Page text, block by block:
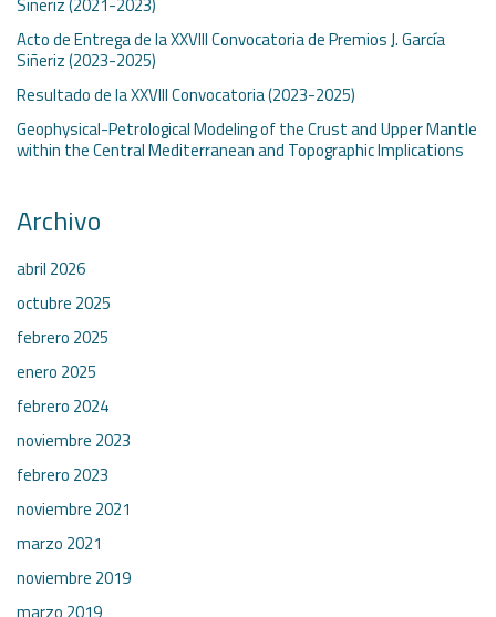
Acto de Entrega de la XXVIII Convocatoria de Premios J. García
Siñeriz (2023-2025)
Resultado de la XXVIII Convocatoria (2023-2025)
Geophysical-Petrological Modeling of the Crust and Upper Mantle
within the Central Mediterranean and Topographic Implications
Archivo
abril 2026
octubre 2025
febrero 2025
enero 2025
febrero 2024
noviembre 2023
febrero 2023
noviembre 2021
marzo 2021
noviembre 2019
marzo 2019